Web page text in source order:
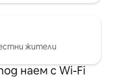
жители
наем с Wi-Fi